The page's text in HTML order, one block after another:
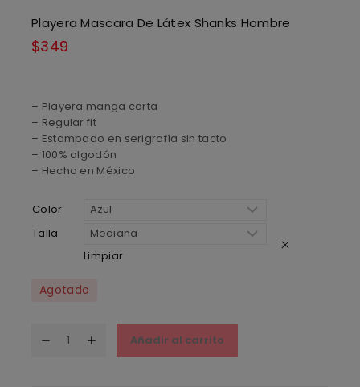
Playera Mascara De Látex Shanks Hombre
$349
– Playera manga corta
– Regular fit
– Estampado en serigrafía sin tacto
– 100% algodón
– Hecho en México
Color
Talla
Limpiar
Agotado
Añadir al carrito